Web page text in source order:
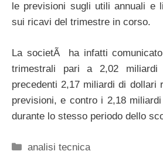
le previsioni sugli utili annuali e
sui ricavi del trimestre in corso.
La societÃ ha infatti
trimestrali pari a 2,02
precedenti 2,17 miliardi di dollari
previsioni, e contro i 2,18
durante lo stesso periodo dello
Categorie
analisi tecnica